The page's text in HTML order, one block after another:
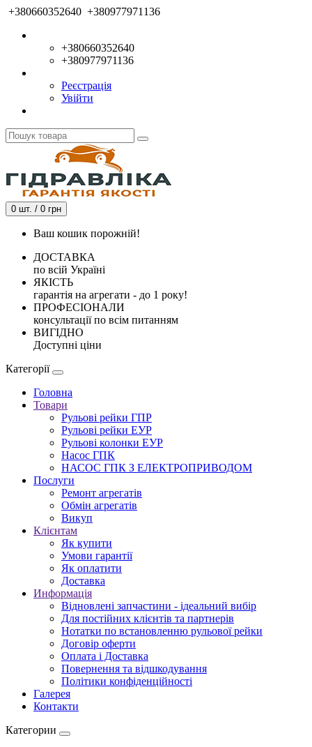
+380660352640 +380977971136
+380660352640
+380977971136
Реєстрація
Увійти
0 шт. / 0 грн
Ваш кошик порожній!
ДОСТАВКА
по всій Україні
ЯКІСТЬ
гарантія на агрегати - до 1 року!
ПРОФЕСІОНАЛИ
консультації по всім питанням
ВИГІДНО
Доступні ціни
Категорії
Головна
Товари
Рульові рейки ГПР
Рульові рейки ЕУР
Рульові колонки ЕУР
Насос ГПК
НАСОС ГПК З ЕЛЕКТРОПРИВОДОМ
Послуги
Ремонт агрегатів
Обмін агрегатів
Викуп
Клієнтам
Як купити
Умови гарантії
Як оплатити
Доставка
Информація
Відновлені запчастини - ідеальний вибір
Для постійних клієнтів та партнерів
Нотатки по встановленню рульової рейки
Договір оферти
Оплата і Доставка
Повернення та відшкодування
Політики конфіденційності
Галерея
Контакти
Категории